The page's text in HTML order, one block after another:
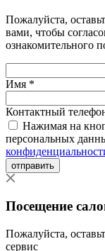
Пожалуйста,
вами, чтобы
ознакомительного
Имя *
Контактный
Нажимая на
персональных
отправить
Посещение
Пожалуйста,
сервис